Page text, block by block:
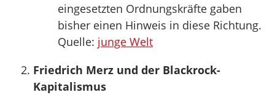
eingesetzten Ordnungskräfte gaben
bisher einen Hinweis in diese Richtung.
Quelle: junge Welt
Friedrich Merz und der Blackrock-
Kapitalismus